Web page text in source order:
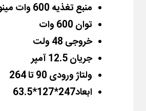
منبع تغذیه 600 وات مینول کف خواب 48 ولت 12.5 آمپر مدل SE-600-48
توان 600 وات
خروجی 48 ولت
جریان 12.5 آمپر
ولتاژ ورودی 90 تا 264
ابعاد247*127*63.5